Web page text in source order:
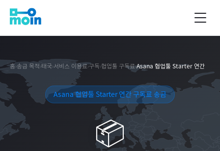
홈›송금 목적›태국›서비스 이용료›구독›협업툴 구독료›Asana 협업툴 Starter 연간
Asana 협업툴 Starter 연간 구독료 송금
📦